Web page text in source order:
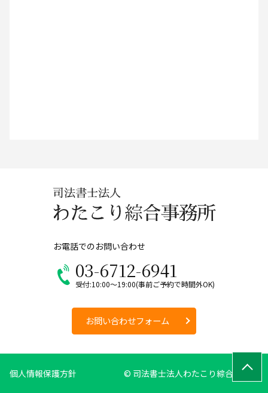
お電話でのお問い合わせ
03-6712-6941
受付:10:00～19:00(事前ご予約で時間外OK)
お問い合わせフォーム
個人情報保護方針 © 司法書士法人わたこり綜合事務所